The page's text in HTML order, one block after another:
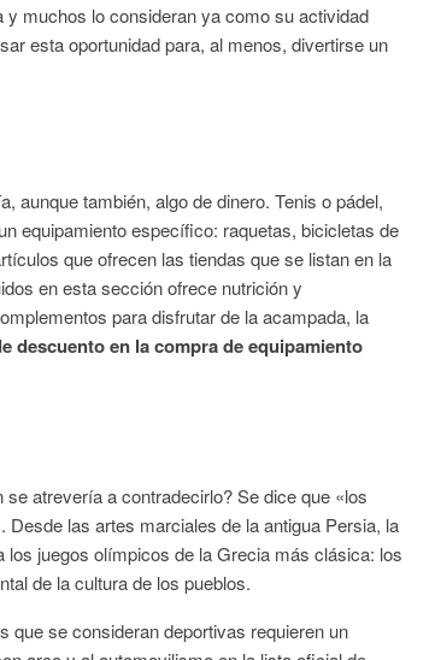
muchos lo consideran ya como su actividad
esta oportunidad para, al menos, divertirse un
aunque también, algo de dinero. Tenis o pádel,
equipamiento específico: raquetas, bicicletas de
que ofrecen las tiendas que se listan en la
en esta sección ofrece nutrición y
para disfrutar de la acampada, la
descuento en la compra de equipamiento
atrevería a contradecirlo? Se dice que «los
las artes marciales de la antigua Persia, la
los juegos olímpicos de la Grecia más clásica: los
de la cultura de los pueblos.
que se consideran deportivas requieren un